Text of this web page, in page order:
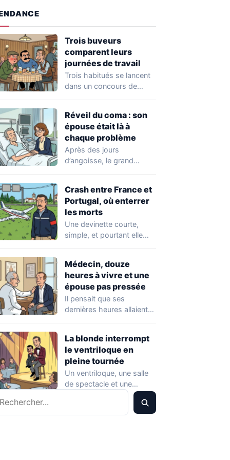
Trois buveurs
comparent leurs
journées de travail
Trois habitués se lancent
dans un concours de
impressionner…
Réveil du coma : son
épouse était là à
chaque problème
Après des jours
d’angoisse, le grand
Crash entre France et
Portugal, où enterrer
les morts
Une devinette courte,
simple, et pourtant elle
Médecin, douze
heures à vivre et une
épouse pas pressée
Il pensait que ses
dernières heures allaient
La blonde interrompt
le ventriloque en
pleine tournée
Un ventriloque, une salle
de spectacle et une